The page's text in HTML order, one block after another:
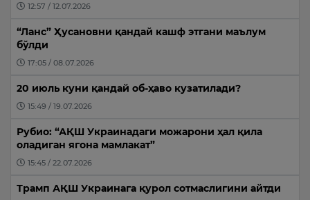
12:57 / 12.07.2026
“Ланс” Ҳусановни қандай кашф этгани маълум
бўлди
17:05 / 08.07.2026
20 июль куни қандай об-ҳаво кузатилади?
15:49 / 19.07.2026
Рубио: “АҚШ Украинадаги можарони ҳал қила
оладиган ягона мамлакат”
15:45 / 22.07.2026
Трамп АҚШ Украинага қурол сотмаслигини айтди